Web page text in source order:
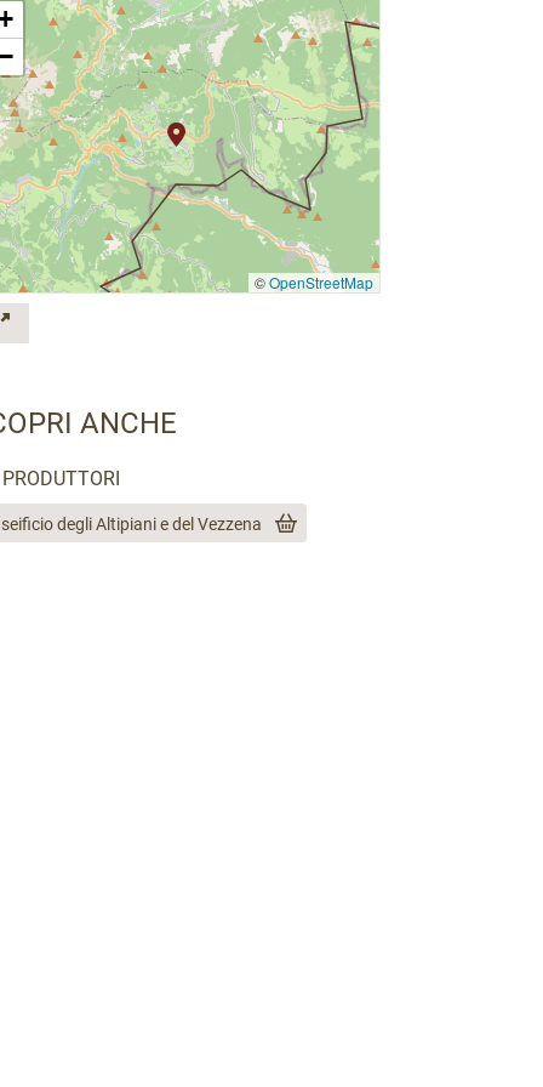
©OpenStreetMap
ANCHE
degli Altipiani e del Vezzena